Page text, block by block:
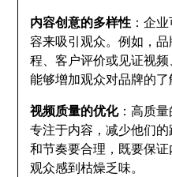
内容创意的多样性 ：企
容来吸引观众。例如，
程、客户评价或见证视
能够增加观众对品牌的了
视频质量的优化：高质
专注于内容，减少他们
和节奏要合理，既要保
观众感到枯燥乏味。